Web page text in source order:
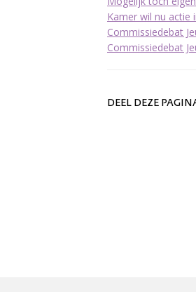
Kamer wil nu actie
Commissiedebat
Commissiedebat
DEEL DEZE